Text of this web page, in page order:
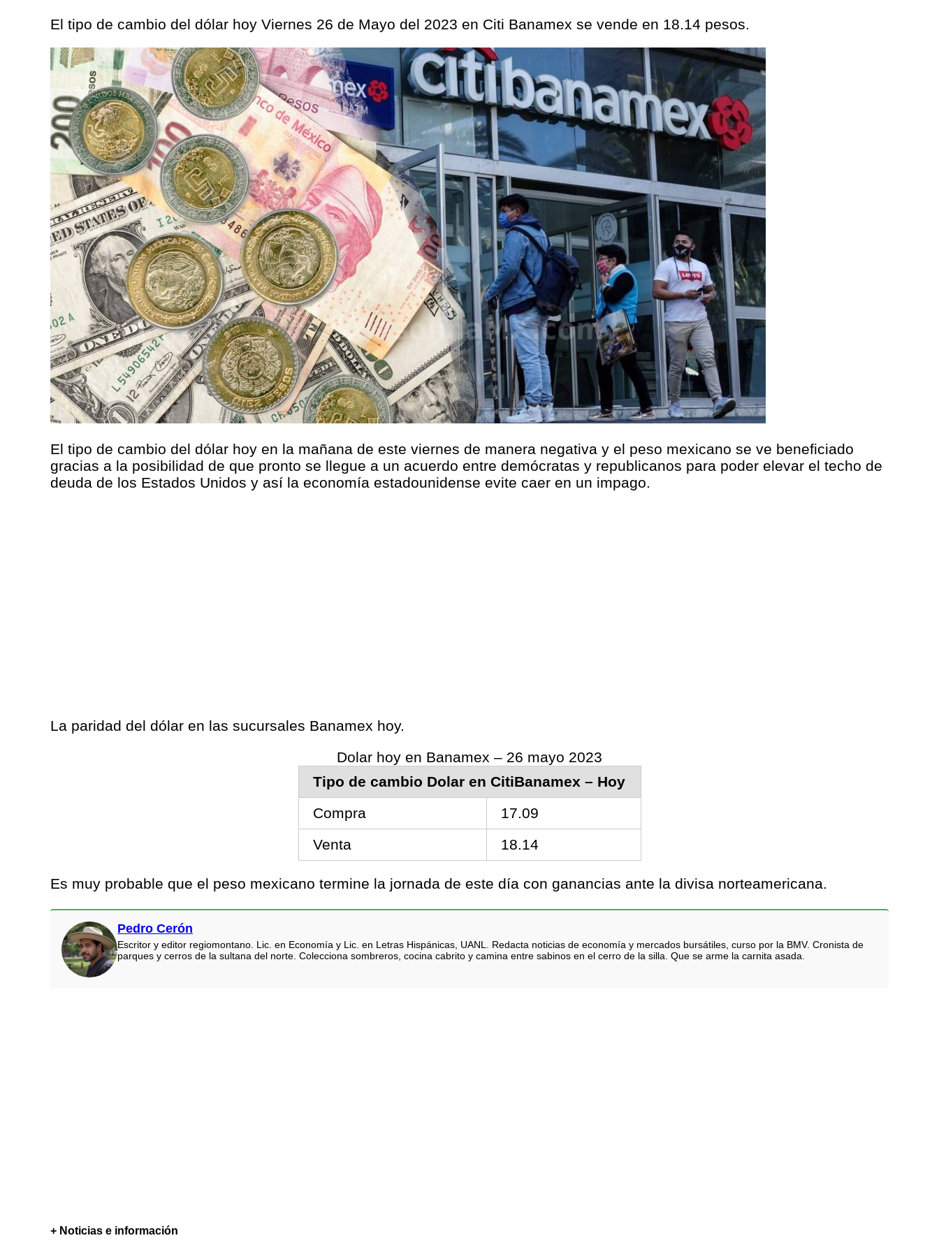
El tipo de cambio del dólar hoy Viernes 26 de Mayo del 2023 en Citi Banamex se vende en 18.14 pesos.
El tipo de cambio del dólar hoy en la mañana de este viernes de manera negativa y el peso mexicano se ve beneficiado
gracias a la posibilidad de que pronto se llegue a un acuerdo entre demócratas y republicanos para poder elevar el techo de
deuda de los Estados Unidos y así la economía estadounidense evite caer en un impago.
La paridad del dólar en las sucursales Banamex hoy.
Dolar hoy en Banamex – 26 mayo 2023
Tipo de cambio Dolar en CitiBanamex – Hoy
Compra
17.09
Venta
18.14
Es muy probable que el peso mexicano termine la jornada de este día con ganancias ante la divisa norteamericana.
Pedro Cerón
Escritor y editor regiomontano. Lic. en Economía y Lic. en Letras Hispánicas, UANL. Redacta noticias de economía y mercados bursátiles, curso por la BMV. Cronista de
parques y cerros de la sultana del norte. Colecciona sombreros, cocina cabrito y camina entre sabinos en el cerro de la silla. Que se arme la carnita asada.
+ Noticias e información